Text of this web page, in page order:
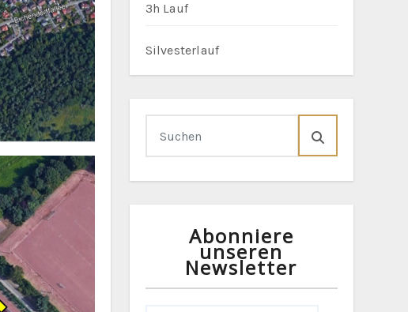
3h Lauf
Silvesterlauf
Abonniere
unseren
Newsletter